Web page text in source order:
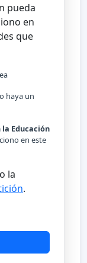
pueda
en
que
haya un
Educación
en este
la
.